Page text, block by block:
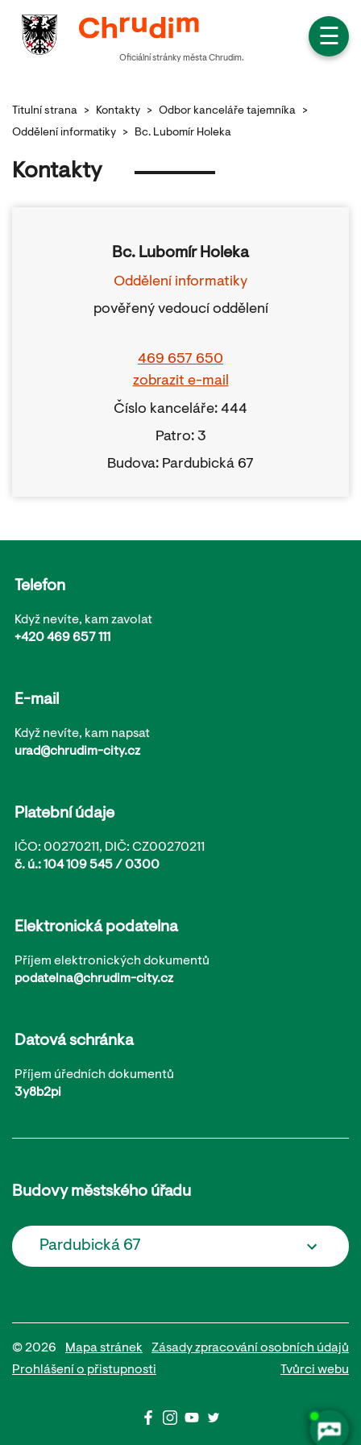
☰
Oficiální stránky města Chrudim.
Titulní strana > Kontakty > Odbor kanceláře tajemníka
>
Oddělení informatiky
> Bc. Lubomír Holeka
Kontakty
Bc. Lubomír Holeka
Oddělení informatiky
pověřený vedoucí oddělení
469 657 650
zobrazit e-mail
Číslo kanceláře: 444
Patro: 3
Budova: Pardubická 67
Telefon
Když nevíte, kam zavolat
+420 469 657 111
E-mail
Když nevíte, kam napsat
urad@chrudim-city.cz
Platební údaje
IČO: 00270211, DIČ: CZ00270211
č. ú.: 104 109 545 / 0300
Elektronická podatelna
Příjem elektronických dokumentů
podatelna@chrudim-city.cz
Datová schránka
Příjem úředních dokumentů
3y8b2pi
Budovy městského úřadu
Pardubická 67
© 2026 Mapa stránek
Zásady zpracování osobních údajů
Prohlášení o přistupnosti
Tvůrci webu